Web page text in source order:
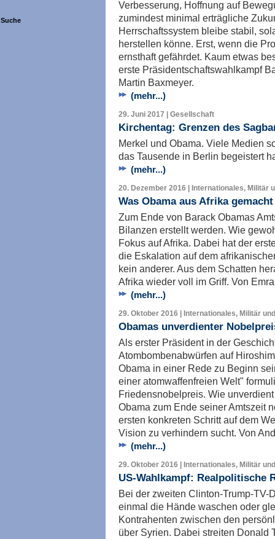
Suche
Verbesserung, Hoffnung auf
zumindest minimal erträgliche
Herrschaftssystem bleibe stabil,
herstellen könne. Erst, wenn die
ernsthaft gefährdet. Kaum etwas
erste Präsidentschaftswahlkampf
Martin Baxmeyer.
(mehr...)
29. Juni 2017 | Gesellschaft
Kirchentag: Grenzen des
Merkel und Obama. Viele Medien
das Tausende in Berlin begeistert
(mehr...)
20. Dezember 2016 | Internationales, Militär
Was Obama aus Afrika
Zum Ende von Barack Obamas
Bilanzen erstellt werden. Wie
Fokus auf Afrika. Dabei hat der
die Eskalation auf dem
kein anderer. Aus dem Schatten
Afrika wieder voll im Griff. Von
(mehr...)
29. Oktober 2016 | Internationales, Militär
Obamas unverdienter
Als erster Präsident in der
Atombombenabwürfen auf
Obama in einer Rede zu Beginn
einer atomwaffenfreien Welt"
Friedensnobelpreis. Wie
Obama zum Ende seiner Amtszeit
ersten konkreten Schritt auf dem
Vision zu verhindern sucht. Von
(mehr...)
29. Oktober 2016 | Internationales, Militär
US-Wahlkampf: Realpolitische
Bei der zweiten Clinton-Trump-TV-
einmal die Hände waschen oder
Kontrahenten zwischen den
über Syrien. Dabei streiten Donald